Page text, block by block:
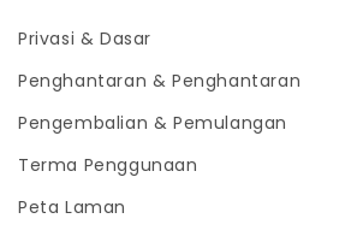
Privasi & Dasar
Penghantaran & Penghantaran
Pengembalian & Pemulangan
Terma Penggunaan
Peta Laman